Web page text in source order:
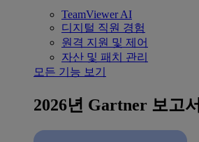
TeamViewer AI
디지털 직원 경험
원격 지원 및 제어
자산 및 패치 관리
모든 기능 보기
2026년 Gartner 보고서